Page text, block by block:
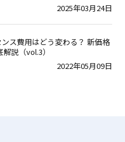
2025年03月24日
ス費用はどう変わる？ 新価格
説（vol.3）
2022年05月09日